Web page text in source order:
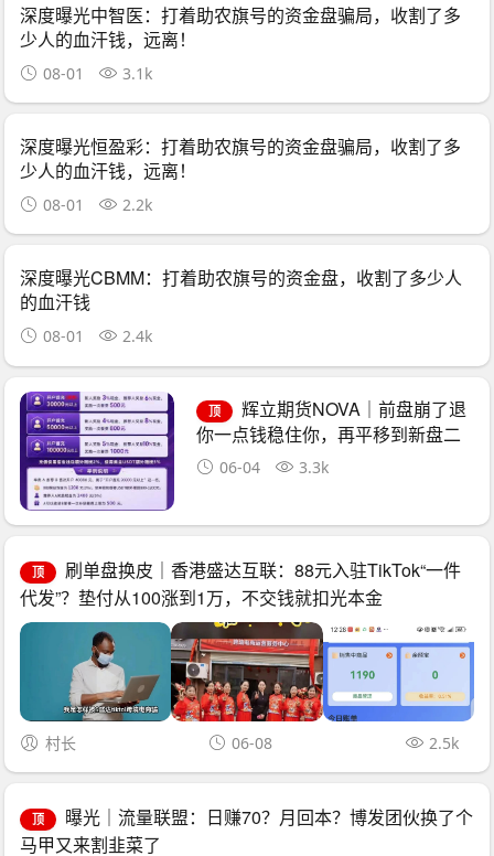
深度曝光中智医：打着助农旗号的资金盘骗局，收割了多
少人的血汗钱，远离！
08-01 3.1k
深度曝光恒盈彩：打着助农旗号的资金盘骗局，收割了多
少人的血汗钱，远离！
08-01 2.2k
深度曝光CBMM：打着助农旗号的资金盘，收割了多少人
的血汗钱
08-01 2.4k
顶
辉立期货NOVA｜前盘崩了退
你一点钱稳住你，再平移到新盘二
次收割——诈骗团伙的“平移换壳流
水线”已跑了三次
06-04 3.3k
顶
刷单盘换皮｜香港盛达互联：88元入驻TikTok“一件
代发”？垫付从100涨到1万，不交钱就扣光本金
村长 06-08 2.5k
顶
曝光｜流量联盟：日赚70？月回本？博发团伙换了个
马甲又来割韭菜了